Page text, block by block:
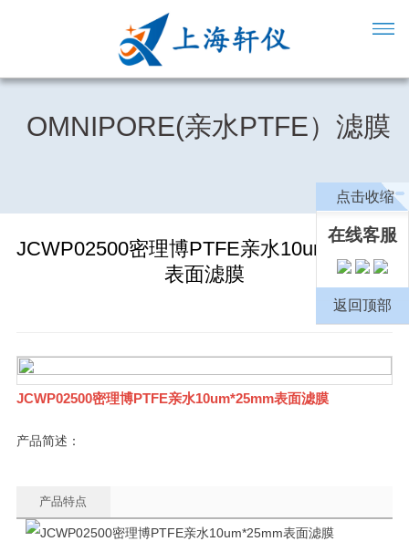
OMNIPORE(亲水PTFE）滤膜
JCWP02500密理博PTFE亲水10um*25mm
表面滤膜
JCWP02500密理博PTFE亲水10um*25mm表面滤膜
产品简述：
产品特点
点击收缩
在线客服
返回顶部